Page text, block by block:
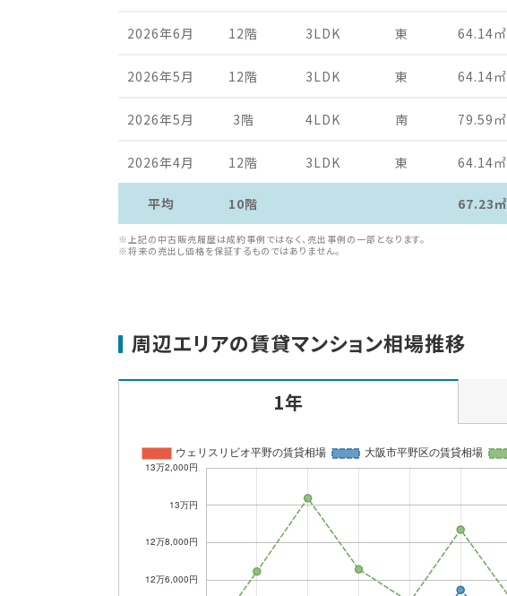
2026年6月 12階 3LDK 東 64.14㎡
2026年5月 12階 3LDK 東 64.14㎡
2026年5月 3階 4LDK 南 79.59 ㎡
2026年4月 12階 3LDK 東 64.14㎡
平均 10階 67.23㎡
※上記の中古販売履歴は成約事例ではなく、売出事例の一部となります。
※将来の売出し価格を保証するものではありません。
周辺エリアの賃貸マンション相場推移
1年